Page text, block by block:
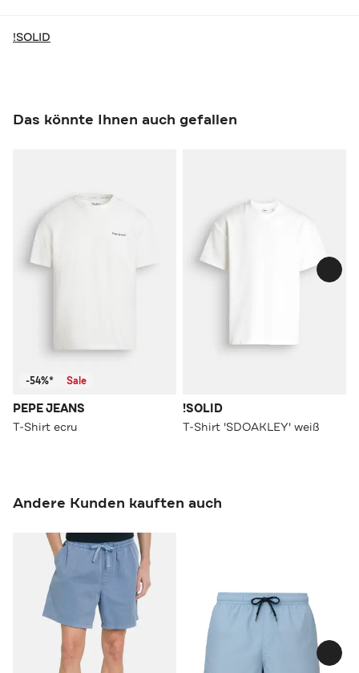
!SOLID
Das könnte Ihnen auch gefallen
-54%* Sale
PEPE JEANS
T-Shirt ecru
!SOLID
T-Shirt 'SDOAKLEY' weiß
Andere Kunden kauften auch